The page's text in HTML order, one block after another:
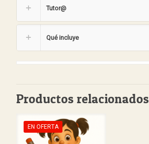
Tutor@
Qué incluye
Productos relacionados
EN OFERTA